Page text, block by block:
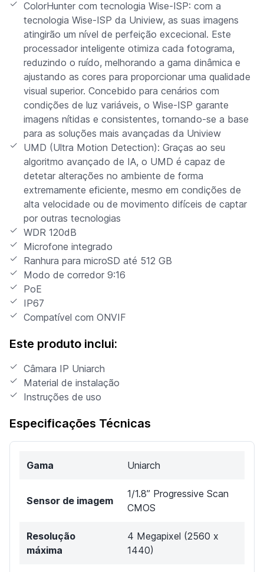
ColorHunter com tecnologia Wise-ISP: com a
tecnologia Wise-ISP da Uniview, as suas imagens
atingirão um nível de perfeição excecional. Este
processador inteligente otimiza cada fotograma,
reduzindo o ruído, melhorando a gama dinâmica e
ajustando as cores para proporcionar uma qualidade
visual superior. Concebido para cenários com
condições de luz variáveis, o Wise-ISP garante
imagens nítidas e consistentes, tornando-se a base
para as soluções mais avançadas da Uniview
UMD (Ultra Motion Detection): Graças ao seu
algoritmo avançado de IA, o UMD é capaz de
detetar alterações no ambiente de forma
extremamente eficiente, mesmo em condições de
alta velocidade ou de movimento difíceis de captar
por outras tecnologias
WDR 120dB
Microfone integrado
Ranhura para microSD até 512 GB
Modo de corredor 9:16
PoE
IP67
Compatível com ONVIF
Este produto inclui:
Câmara IP Uniarch
Material de instalação
Instruções de uso
Especificações Técnicas
Gama Uniarch
Sensor de imagem
1/1.8” Progressive Scan
CMOS
Resolução
máxima
4 Megapixel (2560 x
1440)